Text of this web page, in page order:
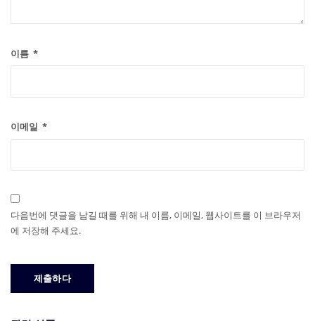
이름 *
이메일 *
다음번에 댓글을 남길 때를 위해 내 이름, 이메일, 웹사이트를 이 브라우저
에 저장해 주세요.